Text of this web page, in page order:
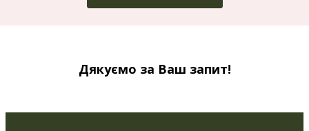
Дякуємо за Ваш запит!